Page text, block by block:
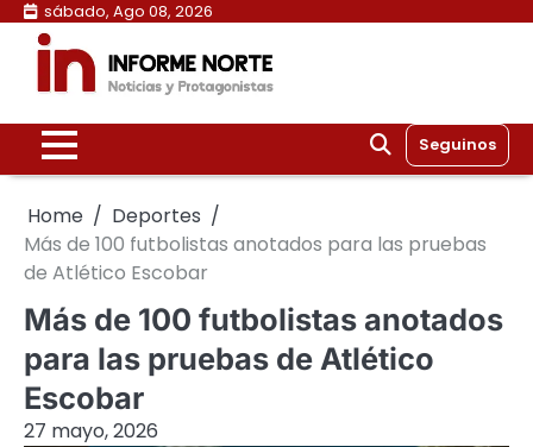
Skip
content
sábado, Ago 08, 2026
Seguinos
Home
Deportes
Más de 100 futbolistas anotados para las pruebas
de Atlético Escobar
Más de 100 futbolistas anotados
para las pruebas de Atlético
Escobar
27 mayo, 2026